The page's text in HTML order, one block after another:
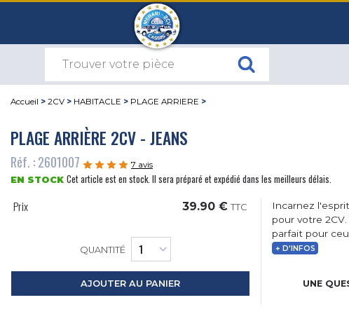
Accueil > 2CV > HABITACLE > PLAGE ARRIERE >
PLAGE ARRIÈRE 2CV - JEANS
Réf. : 2601007 7 avis
EN STOCK Cet article est en stock. Il sera préparé et expédié dans les meilleurs délais.
Prix 39.90 € TTC
QUANTITÉ
AJOUTER AU PANIER
Incarnez
pour votre
parfait pour
+ D'INFOS
UNE